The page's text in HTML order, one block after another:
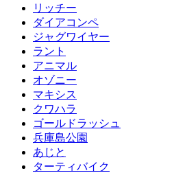
リッチー
ダイアコンペ
ジャグワイヤー
ラント
アニマル
オゾニー
マキシス
クワハラ
ゴールドラッシュ
兵庫島公園
あじと
ターティバイク